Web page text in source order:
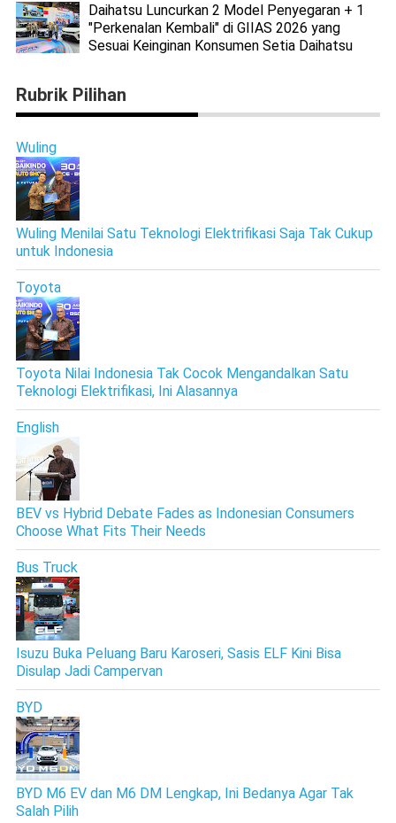
Daihatsu Luncurkan 2 Model Penyegaran + 1
"Perkenalan Kembali" di GIIAS 2026 yang
Sesuai Keinginan Konsumen Setia Daihatsu
Rubrik Pilihan
Wuling
Wuling Menilai Satu Teknologi Elektrifikasi Saja Tak Cukup
untuk Indonesia
Toyota
Toyota Nilai Indonesia Tak Cocok Mengandalkan Satu
Teknologi Elektrifikasi, Ini Alasannya
English
BEV vs Hybrid Debate Fades as Indonesian Consumers
Choose What Fits Their Needs
Bus Truck
Isuzu Buka Peluang Baru Karoseri, Sasis ELF Kini Bisa
Disulap Jadi Campervan
BYD
BYD M6 EV dan M6 DM Lengkap, Ini Bedanya Agar Tak
Salah Pilih